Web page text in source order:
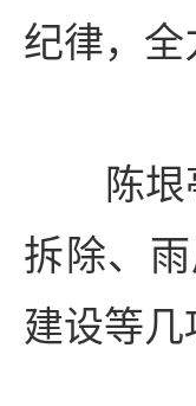
纪律，
陈垠亭
拆除、
建设等